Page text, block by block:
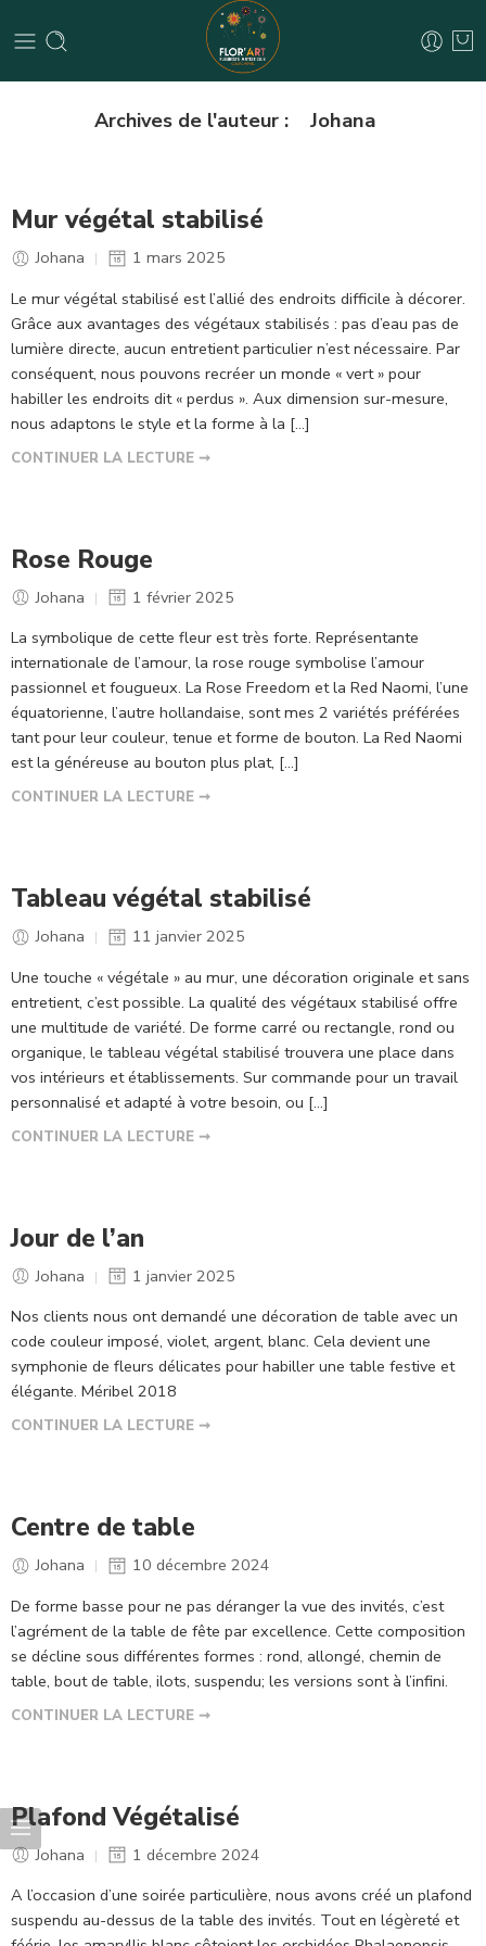
Archives de l'auteur : Johana
Mur végétal stabilisé
Johana
1 mars 2025
Le mur végétal stabilisé est l’allié des endroits difficile à décorer.
Grâce aux avantages des végétaux stabilisés : pas d’eau pas de
lumière directe, aucun entretient particulier n’est nécessaire. Par
conséquent, nous pouvons recréer un monde « vert » pour
habiller les endroits dit « perdus ». Aux dimension sur-mesure,
nous adaptons le style et la forme à la […]
CONTINUER LA LECTURE ➞
Rose Rouge
Johana
1 février 2025
La symbolique de cette fleur est très forte. Représentante
internationale de l’amour, la rose rouge symbolise l’amour
passionnel et fougueux. La Rose Freedom et la Red Naomi, l’une
équatorienne, l’autre hollandaise, sont mes 2 variétés préférées
tant pour leur couleur, tenue et forme de bouton. La Red Naomi
est la généreuse au bouton plus plat, […]
CONTINUER LA LECTURE ➞
Tableau végétal stabilisé
Johana
11 janvier 2025
Une touche « végétale » au mur, une décoration originale et sans
entretient, c’est possible. La qualité des végétaux stabilisé offre
une multitude de variété. De forme carré ou rectangle, rond ou
organique, le tableau végétal stabilisé trouvera une place dans
vos intérieurs et établissements. Sur commande pour un travail
personnalisé et adapté à votre besoin, ou […]
CONTINUER LA LECTURE ➞
Jour de l’an
Johana
1 janvier 2025
Nos clients nous ont demandé une décoration de table avec un
code couleur imposé, violet, argent, blanc. Cela devient une
symphonie de fleurs délicates pour habiller une table festive et
élégante. Méribel 2018
CONTINUER LA LECTURE ➞
Centre de table
Johana
10 décembre 2024
De forme basse pour ne pas déranger la vue des invités, c’est
l’agrément de la table de fête par excellence. Cette composition
se décline sous différentes formes : rond, allongé, chemin de
table, bout de table, ilots, suspendu; les versions sont à l’infini.
CONTINUER LA LECTURE ➞
Plafond Végétalisé
Johana
1 décembre 2024
A l’occasion d’une soirée particulière, nous avons créé un plafond
suspendu au-dessus de la table des invités. Tout en légèreté et